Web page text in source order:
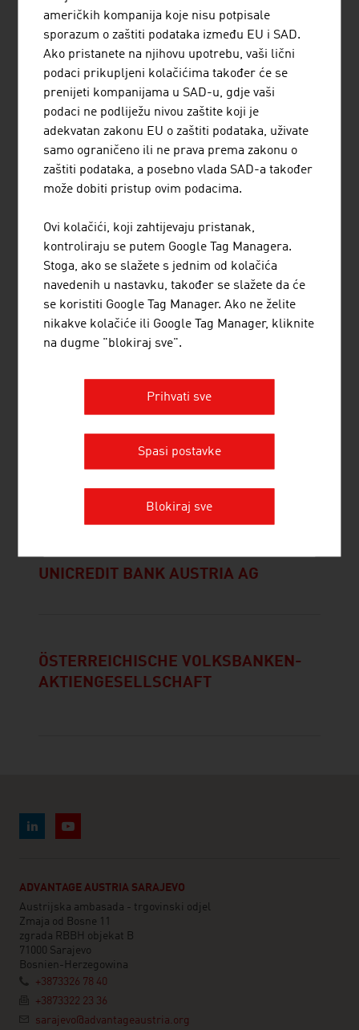
JIPP.IT GMBH
MERKUR VERSICHERUNG
AKTIENGESELLSCHAFT
OESTERREICHISCHE
ENTWICKLUNGSBANK AG
UNICREDIT BANK AUSTRIA AG
ÖSTERREICHISCHE VOLKSBANKEN-
AKTIENGESELLSCHAFT
ADVANTAGE AUSTRIA SARAJEVO
Austrijska ambasada - trgovinski odjel
Zmaja od Bosne 11
zgrada RBBH objekat B
71000 Sarajevo
Bosnien-Herzegowina
+3873326 78 40
+3873322 23 36
sarajevo@advantageaustria.org
američkih kompanija koje nisu potpisale
sporazum o zaštiti podataka između EU i SAD.
Ako pristanete na njihovu upotrebu, vaši lični
podaci prikupljeni kolačićima također će se
prenijeti kompanijama u SAD-u, gdje vaši
podaci ne podliježu nivou zaštite koji je
adekvatan zakonu EU o zaštiti podataka, uživate
samo ograničeno ili ne prava prema zakonu o
zaštiti podataka, a posebno vlada SAD-a također
može dobiti pristup ovim podacima.
Ovi kolačići, koji zahtijevaju pristanak,
kontroliraju se putem Google Tag Managera.
Stoga, ako se slažete s jednim od kolačića
navedenih u nastavku, također se slažete da će
se koristiti Google Tag Manager. Ako ne želite
nikakve kolačiće ili Google Tag Manager, kliknite
na dugme "blokiraj sve".
Prihvati sve
Spasi postavke
Blokiraj sve